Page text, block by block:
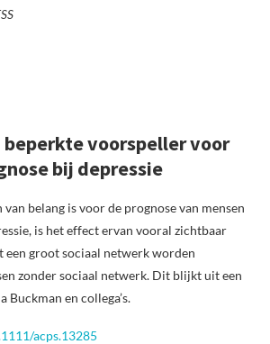
beperkte voorspeller voor
bij depressie
belang is voor de prognose van mensen
is het effect ervan vooral zichtbaar
een groot sociaal netwerk worden
zonder sociaal netwerk. Dit blijkt uit een
Buckman en collega’s.
acps.13285